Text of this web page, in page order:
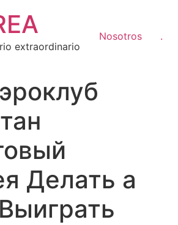
extraordinario
Nosotros .
Делать а